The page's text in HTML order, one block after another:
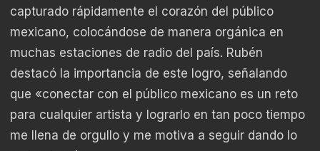
capturado rápidamente el corazón del público
mexicano, colocándose de manera orgánica en
muchas estaciones de radio del país. Rubén
destacó la importancia de este logro, señalando
que «conectar con el público mexicano es un reto
para cualquier artista y lograrlo en tan poco tiempo
me llena de orgullo y me motiva a seguir dando lo